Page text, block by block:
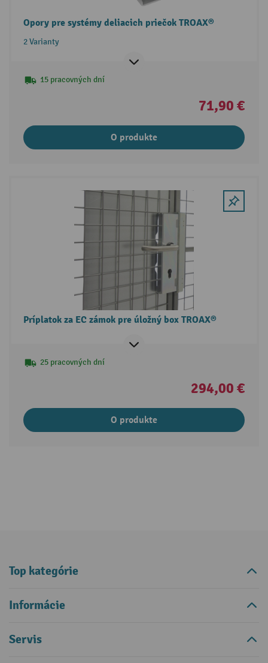
Opory pre systémy deliacich priečok TROAX®
2 Varianty
15 pracovných dní
71,90 €
O produkte
Príplatok za EC zámok pre úložný box TROAX®
25 pracovných dní
294,00 €
O produkte
Top kategórie
Informácie
Servis